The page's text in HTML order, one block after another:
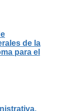
de la
para el